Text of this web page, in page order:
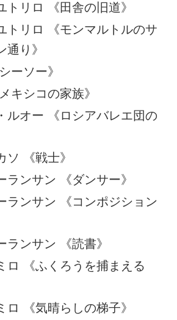
トリロ 《田舎の旧道》
トリロ 《モンマルトルのサ
通り》
ーソー》
キシコの家族》
ルオー 《ロシアバレエ団の
ソ 《戦士》
ランサン 《ダンサー》
ランサン 《コンポジション
ランサン 《読書》
ロ 《ふくろうを捕まえる
ロ 《気晴らしの梯子》